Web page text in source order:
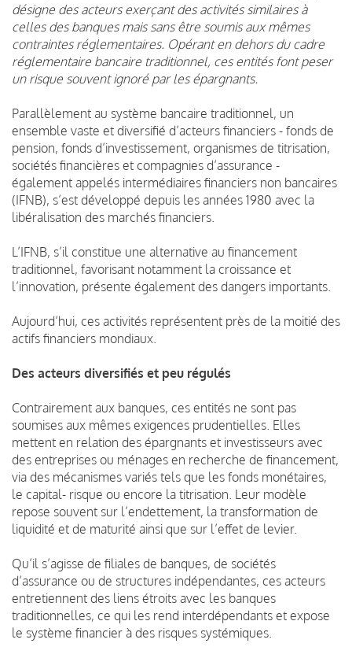
désigne des acteurs exerçant des activités similaires à
celles des banques mais sans être soumis aux mêmes
contraintes réglementaires. Opérant en dehors du cadre
réglementaire bancaire traditionnel, ces entités font peser
un risque souvent ignoré par les épargnants.
Parallèlement au système bancaire traditionnel, un
ensemble vaste et diversifié d’acteurs financiers - fonds de
pension, fonds d’investissement, organismes de titrisation,
sociétés financières et compagnies d’assurance -
également appelés intermédiaires financiers non bancaires
(IFNB), s’est développé depuis les années 1980 avec la
libéralisation des marchés financiers.
L’IFNB, s’il constitue une alternative au financement
traditionnel, favorisant notamment la croissance et
l’innovation, présente également des dangers importants.
Aujourd’hui, ces activités représentent près de la moitié des
actifs financiers mondiaux.
Des acteurs diversifiés et peu régulés
Contrairement aux banques, ces entités ne sont pas
soumises aux mêmes exigences prudentielles. Elles
mettent en relation des épargnants et investisseurs avec
des entreprises ou ménages en recherche de financement,
via des mécanismes variés tels que les fonds monétaires,
le capital- risque ou encore la titrisation. Leur modèle
repose souvent sur l’endettement, la transformation de
liquidité et de maturité ainsi que sur l’effet de levier.
Qu’il s’agisse de filiales de banques, de sociétés
d’assurance ou de structures indépendantes, ces acteurs
entretiennent des liens étroits avec les banques
traditionnelles, ce qui les rend interdépendants et expose
le système financier à des risques systémiques.